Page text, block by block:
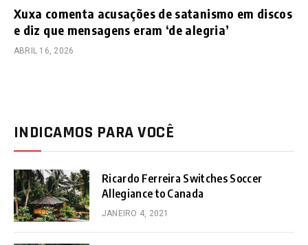
Xuxa comenta acusações de satanismo em discos
e diz que mensagens eram ‘de alegria’
ABRIL 16, 2026
INDICAMOS PARA VOCÊ
Ricardo Ferreira Switches Soccer
Allegiance to Canada
JANEIRO 4, 2021